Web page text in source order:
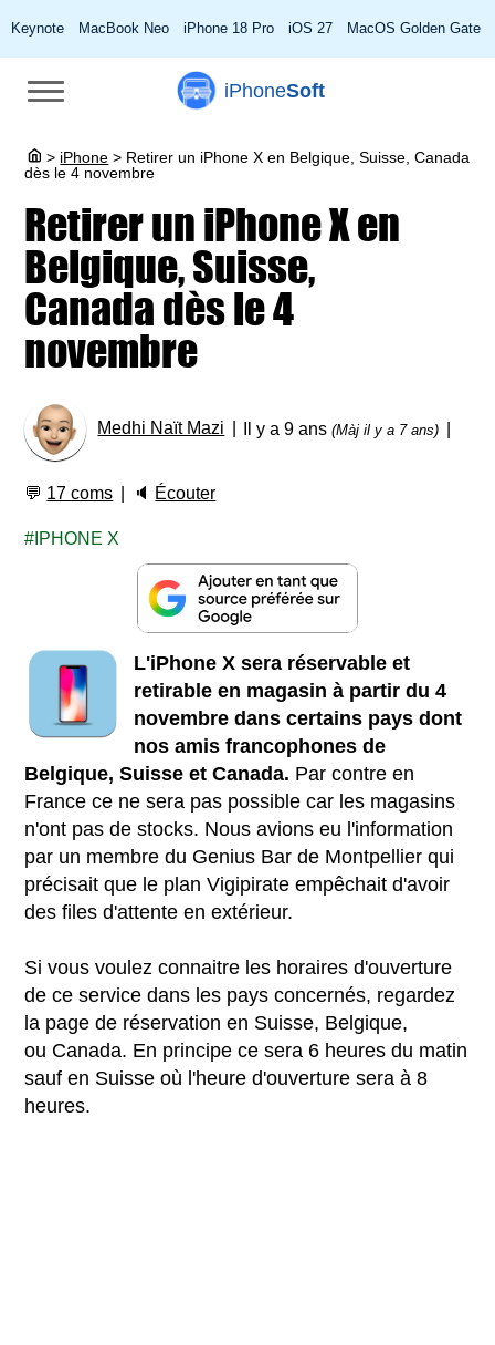
Keynote MacBook Neo iPhone 18 Pro iOS 27 MacOS Golden Gate
iPhoneSoft
> iPhone > Retirer un iPhone X en Belgique, Suisse, Canada
dès le 4 novembre
Retirer un iPhone X en
Belgique, Suisse,
Canada dès le 4
novembre
Medhi Naït Mazi Il y a 9 ans(Màj il y a 7 ans)
💬 17 coms 🔈 Écouter
IPHONE X
L'iPhone X sera réservable et
retirable en magasin à partir du 4
novembre dans certains pays dont
nos amis francophones de
Belgique, Suisse et Canada. Par contre en
France ce ne sera pas possible car les magasins
n'ont pas de stocks. Nous avions eu l'information
par un membre du Genius Bar de Montpellier qui
précisait que le plan Vigipirate empêchait d'avoir
des files d'attente en extérieur.
Si vous voulez connaitre les horaires d'ouverture
de ce service dans les pays concernés, regardez
la page de réservation en Suisse, Belgique,
ou Canada. En principe ce sera 6 heures du matin
sauf en Suisse où l'heure d'ouverture sera à 8
heures.